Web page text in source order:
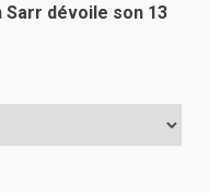
Sarr dévoile son 13